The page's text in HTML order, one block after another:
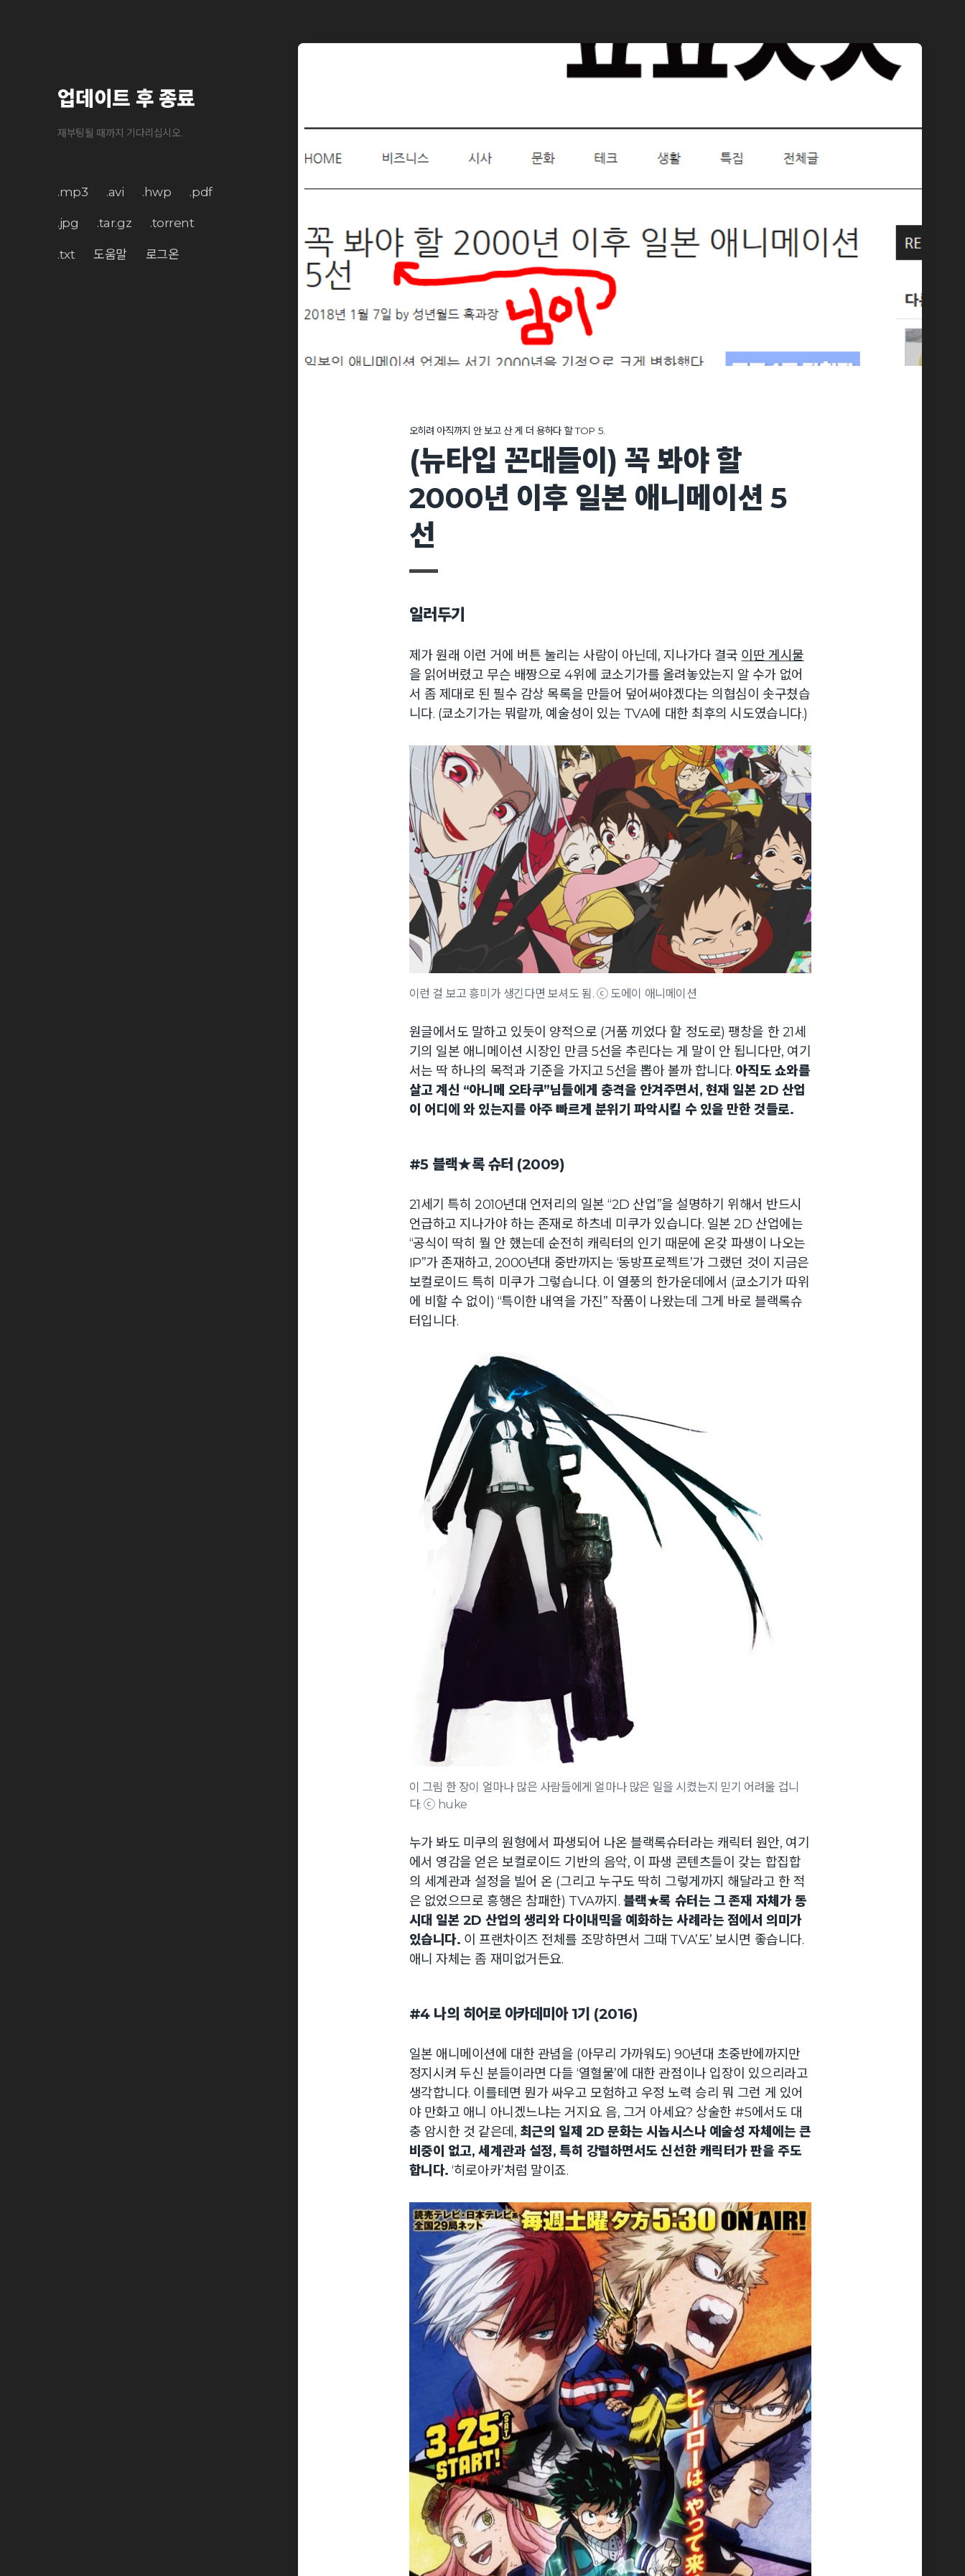
업데이트 후 종료
재부팅될 때까지 기다리십시오.
.mp3 .avi .hwp .pdf
.jpg .tar.gz .torrent
.txt 도움말 로그온
오히려 아직까지 안 보고 산 게 더 용하다 할 TOP 5.
(뉴타입 꼰대들이) 꼭 봐야 할
2000년 이후 일본 애니메이션 5
선
일러두기
제가 원래 이런 거에 버튼 눌리는 사람이 아닌데, 지나가다 결국 이딴 게시물
을 읽어버렸고 무슨 배짱으로 4위에 쿄소기가를 올려놓았는지 알 수가 없어
서 좀 제대로 된 필수 감상 목록을 만들어 덮어써야겠다는 의협심이 솟구쳤습
니다. (쿄소기가는 뭐랄까, 예술성이 있는 TVA에 대한 최후의 시도였습니다.)
이런 걸 보고 흥미가 생긴다면 보셔도 됨. ⓒ 도에이 애니메이션
원글에서도 말하고 있듯이 양적으로 (거품 끼었다 할 정도로) 팽창을 한 21세
기의 일본 애니메이션 시장인 만큼 5선을 추린다는 게 말이 안 됩니다만, 여기
서는 딱 하나의 목적과 기준을 가지고 5선을 뽑아 볼까 합니다. 아직도 쇼와를
살고 계신 “아니메 오타쿠”님들에게 충격을 안겨주면서, 현재 일본 2D 산업
이 어디에 와 있는지를 아주 빠르게 분위기 파악시킬 수 있을 만한 것들로.
#5 블랙★록 슈터 (2009)
21세기 특히 2010년대 언저리의 일본 “2D 산업”을 설명하기 위해서 반드시
언급하고 지나가야 하는 존재로 하츠네 미쿠가 있습니다. 일본 2D 산업에는
“공식이 딱히 뭘 안 했는데 순전히 캐릭터의 인기 때문에 온갖 파생이 나오는
IP”가 존재하고, 2000년대 중반까지는 ‘동방프로젝트’가 그랬던 것이 지금은
보컬로이드 특히 미쿠가 그렇습니다. 이 열풍의 한가운데에서 (쿄소기가 따위
에 비할 수 없이) “특이한 내역을 가진” 작품이 나왔는데 그게 바로 블랙록슈
터입니다.
이 그림 한 장이 얼마나 많은 사람들에게 얼마나 많은 일을 시켰는지 믿기 어려울 겁니
다. ⓒ huke
누가 봐도 미쿠의 원형에서 파생되어 나온 블랙록슈터라는 캐릭터 원안, 여기
에서 영감을 얻은 보컬로이드 기반의 음악, 이 파생 콘텐츠들이 갖는 합집합
의 세계관과 설정을 빌어 온 (그리고 누구도 딱히 그렇게까지 해달라고 한 적
은 없었으므로 흥행은 참패한) TVA까지. 블랙★록 슈터는 그 존재 자체가 동
시대 일본 2D 산업의 생리와 다이내믹을 예화하는 사례라는 점에서 의미가
있습니다. 이 프랜차이즈 전체를 조망하면서 그때 TVA’도’ 보시면 좋습니다.
애니 자체는 좀 재미없거든요.
#4 나의 히어로 아카데미아 1기 (2016)
일본 애니메이션에 대한 관념을 (아무리 가까워도) 90년대 초중반에까지만
정지시켜 두신 분들이라면 다들 ‘열혈물’에 대한 관점이나 입장이 있으리라고
생각합니다. 이를테면 뭔가 싸우고 모험하고 우정 노력 승리 뭐 그런 게 있어
야 만화고 애니 아니겠느냐는 거지요. 음, 그거 아세요? 상술한 #5에서도 대
충 암시한 것 같은데, 최근의 일제 2D 문화는 시놉시스나 예술성 자체에는 큰
비중이 없고, 세계관과 설정, 특히 강렬하면서도 신선한 캐릭터가 판을 주도
합니다. ‘히로아카’처럼 말이죠.